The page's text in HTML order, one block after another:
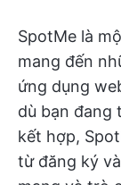
SpotMe là
mang đến
ứng dụng
dù bạn đang
kết hợp,
từ đăng ký